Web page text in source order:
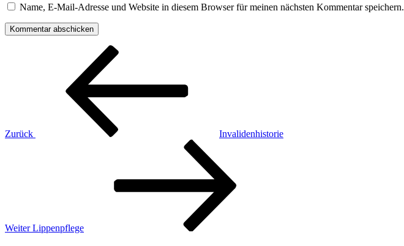
Name, E-Mail-Adresse und Website in diesem Browser für meinen nächsten Kommentar speichern.
Beitragsnavigation
Zurück
Invalidenhistorie
Weiter Lippenpflege